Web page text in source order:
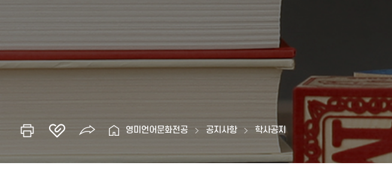
영미언어문화전공 공지사항 학사공지